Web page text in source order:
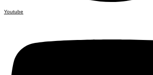
Youtube